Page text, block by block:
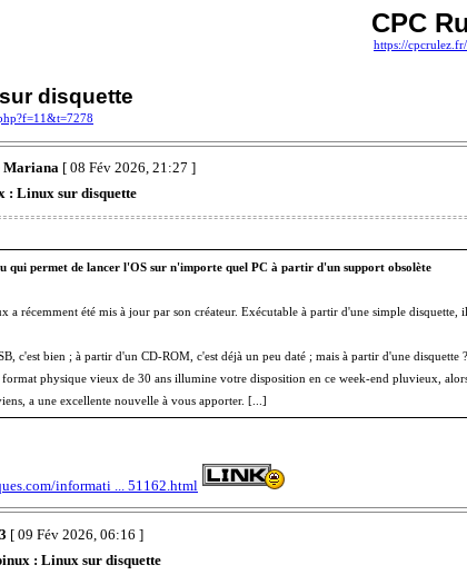
CPC
https://
disquette
Mariana [ 08 Fév 2026, 21:27 ]
: Linux sur disquette
qui permet de lancer l'OS sur n'importe quel PC à partir d'un support obsolète
a récemment été mis à jour par son créateur. Exécutable à partir d'une simple
c'est bien ; à partir d'un CD-ROM, c'est déjà un peu daté ; mais à partir d'une
physique vieux de 30 ans illumine votre disposition en ce week-end pluvieux,
a une excellente nouvelle à vous apporter. [...]
informati ... 51162.html
[ 09 Fév 2026, 06:16 ]
: Linux sur disquette